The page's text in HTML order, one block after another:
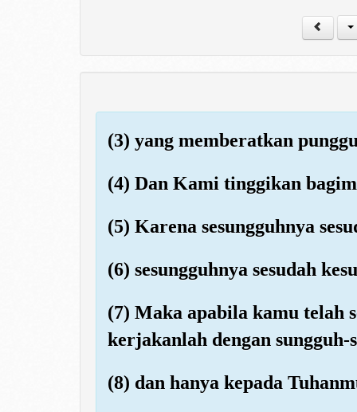
(3) yang memberatkan
(4) Dan Kami tinggikan
(5) Karena sesungguhnya
(6) sesungguhnya sesudah
(7) Maka apabila kamu telah
kerjakanlah dengan
(8) dan hanya kepada